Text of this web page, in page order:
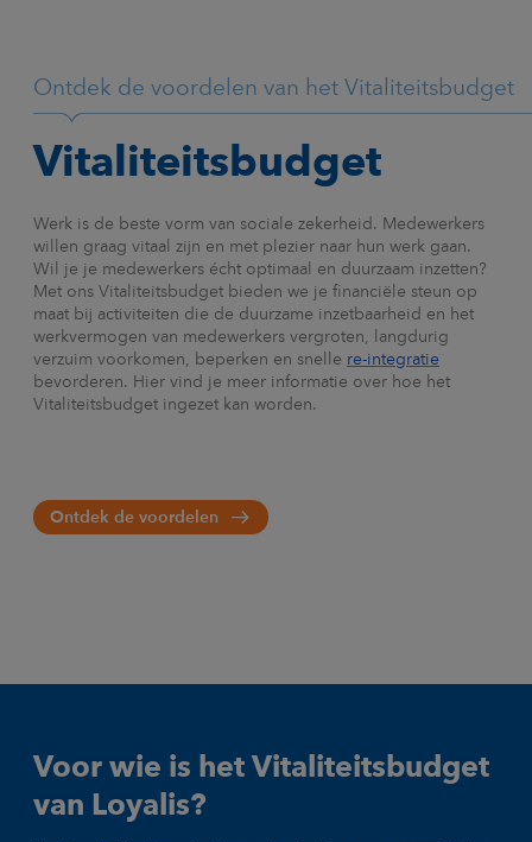
Ontdek de voordelen van het Vitaliteitsbudget
Vitaliteitsbudget
Werk is de beste vorm van sociale zekerheid. Medewerkers
willen graag vitaal
zijn en met plezier naar hun werk gaan.
Wil je je medewerkers écht optimaal en duurzaam inzetten?
Met ons Vitaliteitsbudget bieden we je financiële steun op
maat bij activiteiten die de duurzame inzetbaarheid en het
werkvermogen van medewerkers vergroten, langdurig
verzuim voorkomen, beperken en snelle re-integratie
bevorderen. Hier vind je meer informatie over hoe het
Vitaliteitsbudget ingezet kan worden.
Ontdek de voordelen
Voor wie is het Vitaliteitsbudget
van Loyalis?